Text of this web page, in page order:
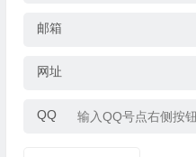
邮箱
网址
QQ